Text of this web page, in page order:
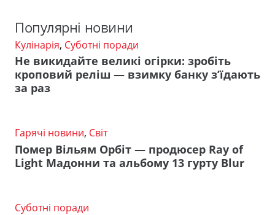
Популярні новини
Кулінарія, Суботні поради
Не викидайте великі огірки: зробіть
кроповий реліш — взимку банку з’їдають
за раз
Гарячі новини, Світ
Помер Вільям Орбіт — продюсер Ray of
Light Мадонни та альбому 13 гурту Blur
Суботні поради